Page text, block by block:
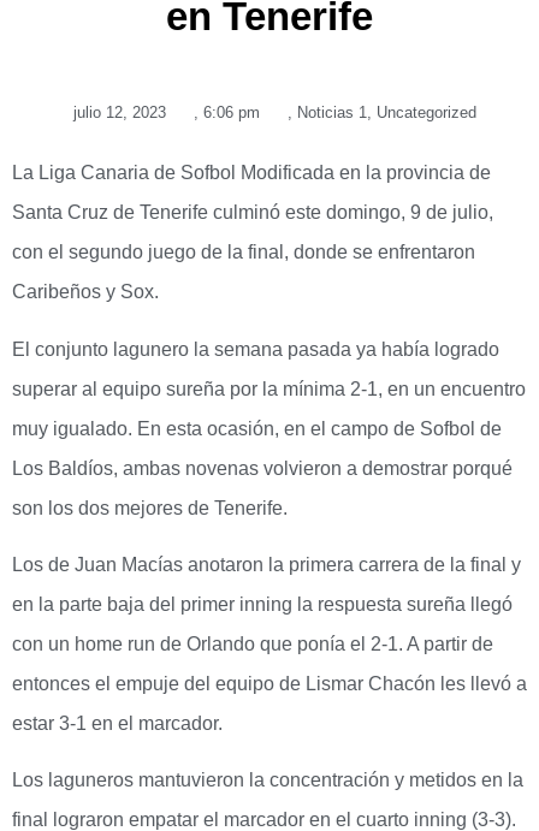
en Tenerife
julio 12, 2023 , 6:06 pm , Noticias 1, Uncategorized
La Liga Canaria de Sofbol Modificada en la provincia de
Santa Cruz de Tenerife culminó este domingo, 9 de julio,
con el segundo juego de la final, donde se enfrentaron
Caribeños y Sox.
El conjunto lagunero la semana pasada ya había logrado
superar al equipo sureña por la mínima 2-1, en un encuentro
muy igualado. En esta ocasión, en el campo de Sofbol de
Los Baldíos, ambas novenas volvieron a demostrar porqué
son los dos mejores de Tenerife.
Los de Juan Macías anotaron la primera carrera de la final y
en la parte baja del primer inning la respuesta sureña llegó
con un home run de Orlando que ponía el 2-1. A partir de
entonces el empuje del equipo de Lismar Chacón les llevó a
estar 3-1 en el marcador.
Los laguneros mantuvieron la concentración y metidos en la
final lograron empatar el marcador en el cuarto inning (3-3).